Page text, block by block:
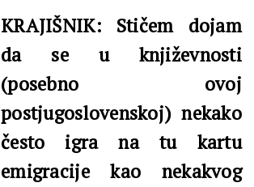
KRAJIŠNIK: Stičem dojam
da se u književnosti
(posebno ovoj
postjugoslovenskoj) nekako
često igra na tu kartu
emigracije kao nekakvog